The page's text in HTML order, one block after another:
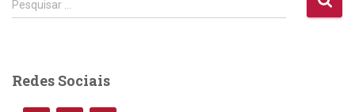
e
i
Pesquisar …
Redes Sociais